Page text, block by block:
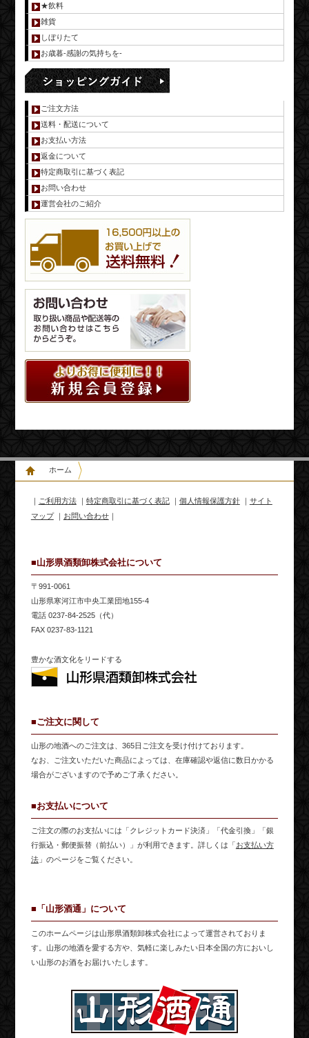
★飲料
雑貨
しぼりたて
お歳暮-感謝の気持ちを-
ご注文方法
送料・配送について
お支払い方法
返金について
特定商取引に基づく表記
お問い合わせ
運営会社のご紹介
ホーム
｜ ご利用方法｜ 特定商取引に基づく表記｜ 個人情報保護方針｜ サイト
マップ｜ お問い合わせ｜
■山形県酒類卸株式会社について
〒991-0061
山形県寒河江市中央工業団地155-4
電話 0237-84-2525（代）
FAX 0237-83-1121
豊かな酒文化をリードする
■ご注文に関して
山形の地酒へのご注文は、365日ご注文を受け付けております。
なお、ご注文いただいた商品によっては、在庫確認や返信に数日かかる
場合がございますので予めご了承ください。
■お支払いについて
ご注文の際のお支払いには「クレジットカード決済」「代金引換」「銀
行振込・郵便振替（前払い）」が利用できます。詳しくは「お支払い方
法」のページをご覧ください。
■「山形酒通」について
このホームページは山形県酒類卸株式会社によって運営されておりま
す。山形の地酒を愛する方や、気軽に楽しみたい日本全国の方においし
い山形のお酒をお届けいたします。